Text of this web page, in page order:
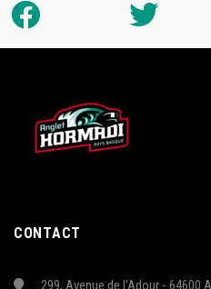
CONTACT
299, Avenue de l'Adour - 64600